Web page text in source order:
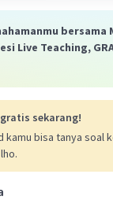
bersama
Live Teaching,
sekarang!
kamu bisa tanya soal